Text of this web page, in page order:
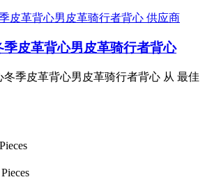
皮革背心男皮革骑行者背心
冬季皮革背心男皮革骑行者背心 从 最佳